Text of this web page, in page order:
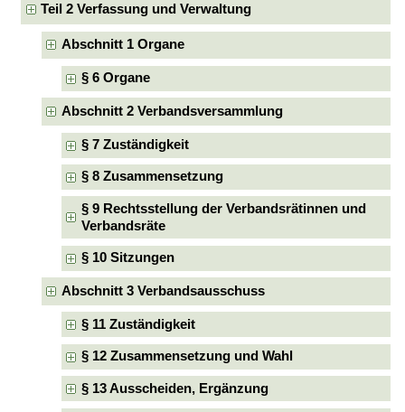
Teil 2 Verfassung und Verwaltung
Abschnitt 1 Organe
§ 6 Organe
Abschnitt 2 Verbandsversammlung
§ 7 Zuständigkeit
§ 8 Zusammensetzung
§ 9 Rechtsstellung der Verbandsrätinnen und
Verbandsräte
§ 10 Sitzungen
Abschnitt 3 Verbandsausschuss
§ 11 Zuständigkeit
§ 12 Zusammensetzung und Wahl
§ 13 Ausscheiden, Ergänzung